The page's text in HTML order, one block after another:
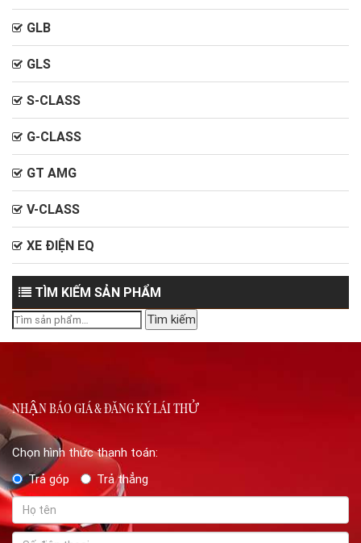
GLB
GLS
S-CLASS
G-CLASS
GT AMG
V-CLASS
XE ĐIỆN EQ
TÌM KIẾM SẢN PHẨM
Tìm
kiếm:
Tìm kiếm
NHẬN BÁO GIÁ & ĐĂNG KÝ LÁI THỬ
Chọn hình thức thanh toán:
Trả góp
Trả thẳng